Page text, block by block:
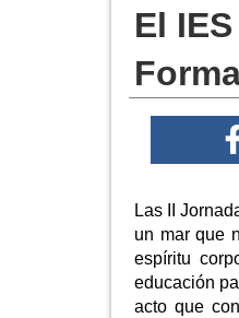
El
Las II
un mar que
espíritu
educación
acto que